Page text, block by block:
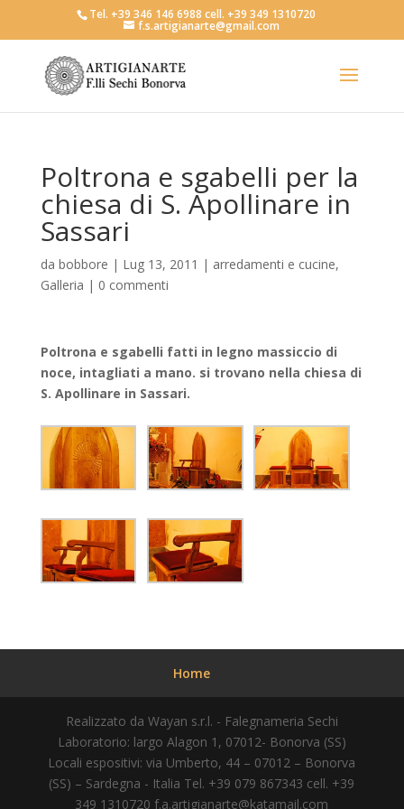
Tel. +39 346 146 6988 cell. +39 349 1310720
f.s.artigianarte@gmail.com
Poltrona e sgabelli per la
chiesa di S. Apollinare in
Sassari
da bobbore | Lug 13, 2011 | arredamenti e cucine,
Galleria | 0 commenti
Poltrona e sgabelli fatti in legno massiccio di
noce, intagliati a mano. si trovano nella chiesa di
S. Apollinare in Sassari.
Home
Realizzato da Wayan s.r.l. - Falegnameria Sechi
Laboratorio: largo Alagon 1, 07012- Bonorva (SS)
Locali espositivi: via Umberto, 44 – 07012 – Bonorva
(SS) – Sardegna - Italia Tel. +39 079 867343 cell. +39
349 1310720f.a.artigianarte@katamail.com